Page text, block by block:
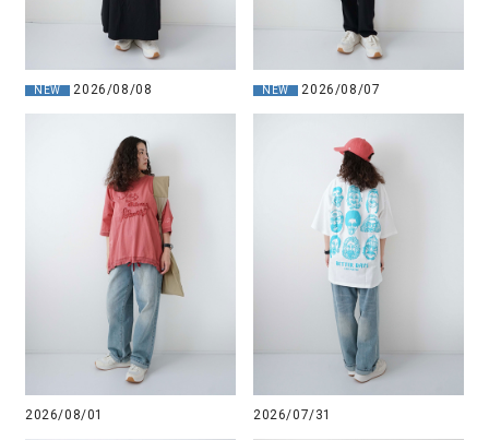
NEW 2026/08/08 NEW 2026/08/07
2026/08/01 2026/07/31